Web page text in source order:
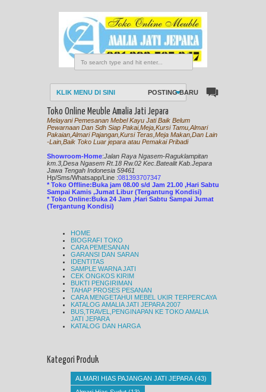
KLIK MENU DI SINI POSTING BARU
Toko Online Meuble Amalia Jati Jepara
Melayani Pemesanan Mebel Kayu Jati Baik Belum
Pewarnaan Dan Sdh Siap Pakai,Meja,Kursi Tamu,Almari
Pakaian,Almari Pajangan,Kursi Teras,Meja Makan,Dan Lain
-Lain,Baik Toko Luar jepara atau Pemakai Pribadi
Showroom-Home:Jalan Raya Ngasem-Raguklampitan
km.3,Desa Ngasem Rt.18 Rw.02 Kec.Batealit Kab.Jepara
Jawa Tengah Indonesia 59461
Hp/Sms/Whatsapp/Line :081393707347
* Toko Offline:Buka jam 08.00 s/d Jam 21.00 ,Hari Sabtu
Sampai Kamis ,Jumat Libur (Tergantung Kondisi)
* Toko Online:Buka 24 Jam ,Hari Sabtu Sampai Jumat
(Tergantung Kondisi)
HOME
BIOGRAFI TOKO
CARA PEMESANAN
GARANSI DAN SARAN
IDENTITAS
SAMPLE WARNA JATI
CEK ONGKOS KIRIM
BUKTI PENGIRIMAN
TAHAP PROSES PESANAN
CARA MENGETAHUI MEBEL UKIR TERPERCAYA
KATALOG AMALIA JATI JEPARA 2007
BUS,TRAVEL,PENGINAPAN KE TOKO AMALIA
JATI JEPARA
KATALOG DAN HARGA
Kategori Produk
ALMARI HIAS PAJANGAN JATI JEPARA (43)